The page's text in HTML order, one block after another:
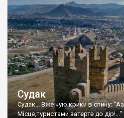
Судак
Судак... Вже чую крики в спину:
Місце,туристами затерте до